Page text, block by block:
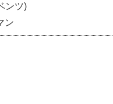
ンツ)
ン